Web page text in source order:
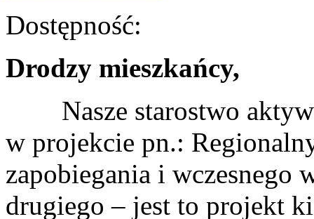
Dostępność:
Drodzy mieszkańcy,
Nasze starostwo
w projekcie pn.:
zapobiegania i
drugiego – jest to projekt